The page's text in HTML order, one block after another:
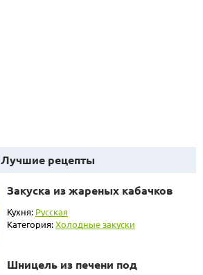
Лучшие рецепты
Закуска из жареных кабачков
Кухня: Русская
Категория:Холодные закуски
Шницель из печени под